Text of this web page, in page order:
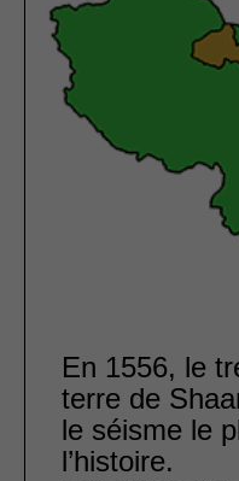
En 1556, le
terre de
le séisme le
l’histoire.